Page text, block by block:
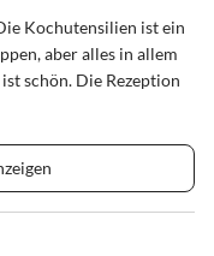
Kochutensilien ist ein
aber alles in allem
schön. Die Rezeption